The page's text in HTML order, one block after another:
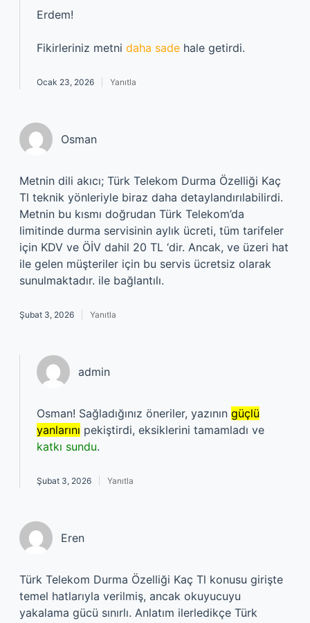
Erdem!
Fikirleriniz metni daha sade hale getirdi.
Ocak 23, 2026 Yanıtla
Osman
Metnin dili akıcı; Türk Telekom Durma Özelliği Kaç
Tl teknik yönleriyle biraz daha detaylandırılabilirdi.
Metnin bu kısmı doğrudan Türk Telekom’da
limitinde durma servisinin aylık ücreti, tüm tarifeler
için KDV ve ÖİV dahil 20 TL ‘dir. Ancak, ve üzeri hat
ile gelen müşteriler için bu servis ücretsiz olarak
sunulmaktadır. ile bağlantılı.
Şubat 3, 2026 Yanıtla
admin
Osman! Sağladığınız öneriler, yazının güçlü
yanlarını pekiştirdi, eksiklerini tamamladı ve
katkı sundu.
Şubat 3, 2026 Yanıtla
Eren
Türk Telekom Durma Özelliği Kaç Tl konusu girişte
temel hatlarıyla verilmiş, ancak okuyucuyu
yakalama gücü sınırlı. Anlatım ilerledikçe Türk